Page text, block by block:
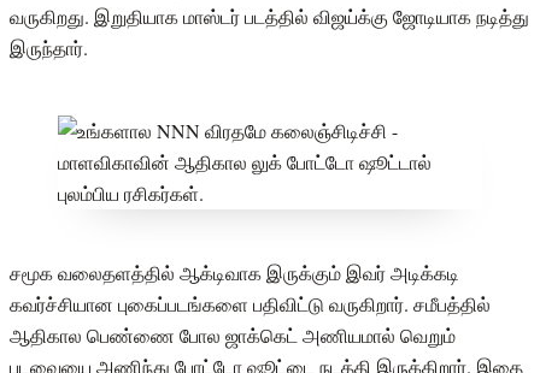
வருகிறது. இறுதியாக மாஸ்டர் படத்தில் விஜய்க்கு ஜோடியாக நடித்து
இருந்தார்.
சமூக வலைதளத்தில் ஆக்டிவாக இருக்கும் இவர் அடிக்கடி
கவர்ச்சியான புகைப்படங்களை பதிவிட்டு வருகிறார். சமீபத்தில்
ஆதிகால பெண்ணை போல ஜாக்கெட் அணியமால் வெறும்
புடவையை அணிந்து போட்டோ ஷூட்டை நடத்தி இருக்கிறார். இதை